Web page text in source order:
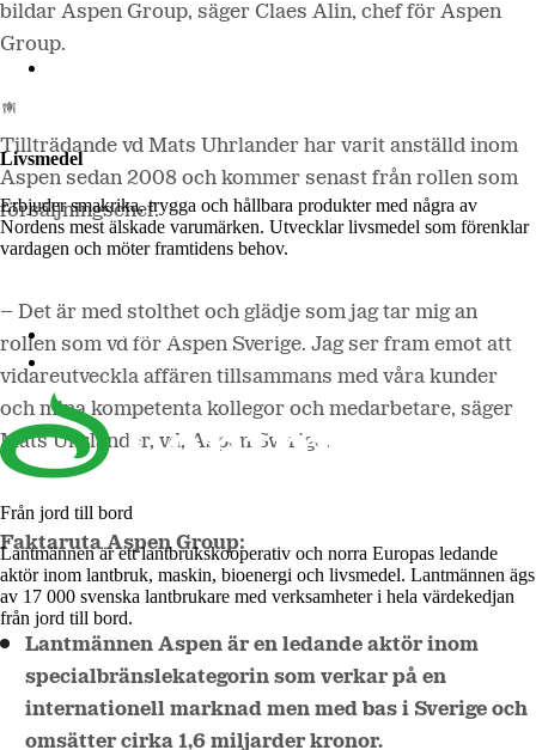
Livsmedel
Erbjuder smakrika, trygga och hållbara produkter med några av
Nordens mest älskade varumärken. Utvecklar livsmedel som förenklar
vardagen och möter framtidens behov.
Lantmännen Cerealia
Lantmännen Unibake
Från jord till bord
Lantmännen är ett lantbrukskooperativ och norra Europas ledande
aktör inom lantbruk, maskin, bioenergi och livsmedel. Lantmännen ägs
av 17 000 svenska lantbrukare med verksamheter i hela värdekedjan
från jord till bord.
bildar Aspen Group, säger Claes Alin, chef för Aspen
Group.
Tillträdande vd Mats Uhrlander har varit anställd inom
Aspen sedan 2008 och kommer senast från rollen som
försäljningschef.
– Det är med stolthet och glädje som jag tar mig an
rollen som vd för Aspen Sverige. Jag ser fram emot att
vidareutveckla affären tillsammans med våra kunder
och mina kompetenta kollegor och medarbetare, säger
Mats Uhrlander, vd, Aspen Sverige.
Faktaruta Aspen Group:
Lantmännen Aspen är en ledande aktör inom
specialbränslekategorin som verkar på en
internationell marknad men med bas i Sverige och
omsätter cirka 1,6 miljarder kronor.